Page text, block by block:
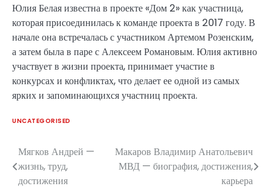
Юлия Белая известна в проекте «Дом 2» как участница,
которая присоединилась к команде проекта в 2017 году. В
начале она встречалась с участником Артемом Розенским,
а затем была в паре с Алексеем Романовым. Юлия активно
участвует в жизни проекта, принимает участие в
конкурсах и конфликтах, что делает ее одной из самых
ярких и запоминающихся участниц проекта.
UNCATEGORISED
Навигация
по
Мягков Андрей —
жизнь, труд,
достижения
Макаров Владимир Анатольевич
МВД — биография, достижения,
карьера